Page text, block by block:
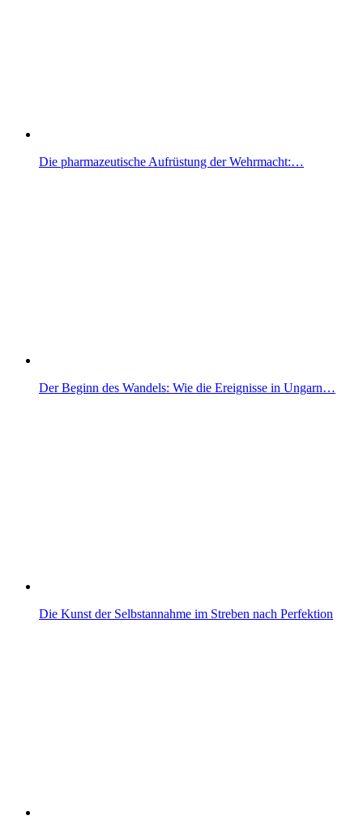
Die pharmazeutische Aufrüstung der Wehrmacht:…
Der Beginn des Wandels: Wie die Ereignisse in Ungarn…
Die Kunst der Selbstannahme im Streben nach Perfektion